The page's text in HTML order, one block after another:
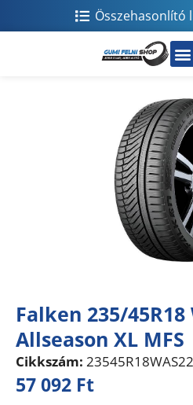
Összehasonlító
Falken 235/45R18
Allseason XL MFS
Cikkszám:
57 092 Ft